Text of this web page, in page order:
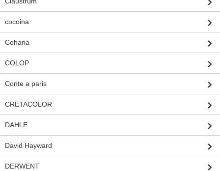
cocoina
Cohana
COLOP
Conte a paris
CRETACOLOR
DAHLE
David Hayward
DERWENT